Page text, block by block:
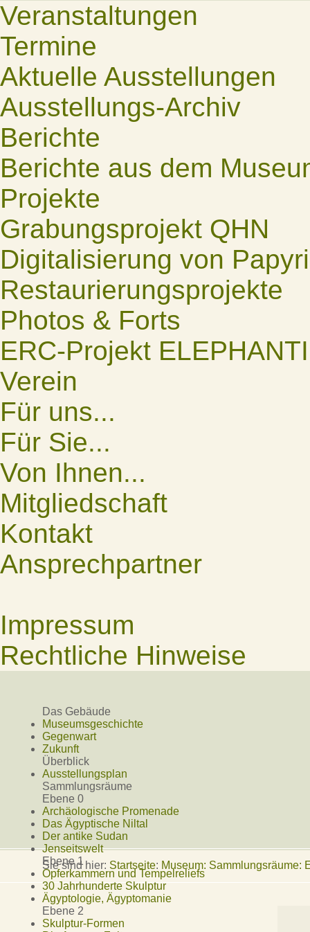
Veranstaltungen
Termine
Aktuelle Ausstellungen
Ausstellungs-Archiv
Berichte
Berichte aus dem
Projekte
Grabungsprojekt QHN
Digitalisierung von
Restaurierungsprojekte
Photos & Forts
ERC-Projekt
Verein
Für uns...
Für Sie...
Von Ihnen...
Mitgliedschaft
Kontakt
Ansprechpartner
Impressum
Rechtliche Hinweise
Das Gebäude
Museumsgeschichte
Gegenwart
Zukunft
Überblick
Ausstellungsplan
Sammlungsräume
Ebene 0
Archäologische Promenade
Das Ägyptische Niltal
Der antike Sudan
Jenseitswelt
Ebene 1
Opferkammern und Tempelreliefs
30 Jahrhunderte Skulptur
Ägyptologie, Ägyptomanie
Ebene 2
Skulptur-Formen
Sie sind hier: Startseite: Museum: Sammlungsräume: